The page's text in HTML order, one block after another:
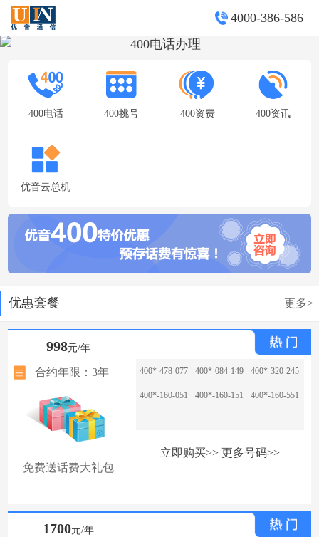
4000-386-586
400电话 400挑号 400资费 400资讯
优音云总机
优惠套餐 更多>
998元/年
合约年限：3年
免费送话费大礼包
400*-478-077 400*-084-149 400*-320-245
400*-160-051 400*-160-151 400*-160-551
立即购买>> 更多号码>>
1700元/年